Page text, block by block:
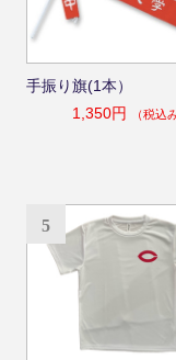
手振り旗(1本）
1,350円
（税込
5